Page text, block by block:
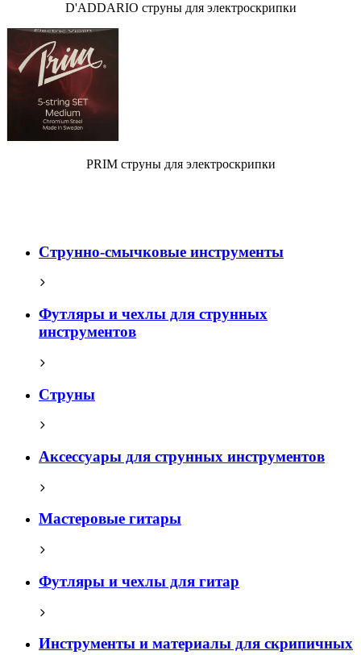
D'ADDARIO струны для электроскрипки
PRIM струны для электроскрипки
Струнно-смычковые инструменты
Футляры и чехлы для струнных
инструментов
Струны
Аксессуары для струнных инструментов
Мастеровые гитары
Футляры и чехлы для гитар
Инструменты и материалы для скрипичных